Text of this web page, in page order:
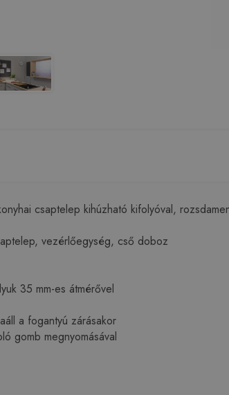
csaptelep kihúzható kifolyóval,
vezérlőegység, cső doboz
35 mm-es átmérővel
a fogantyú zárásakor
gomb megnyomásával